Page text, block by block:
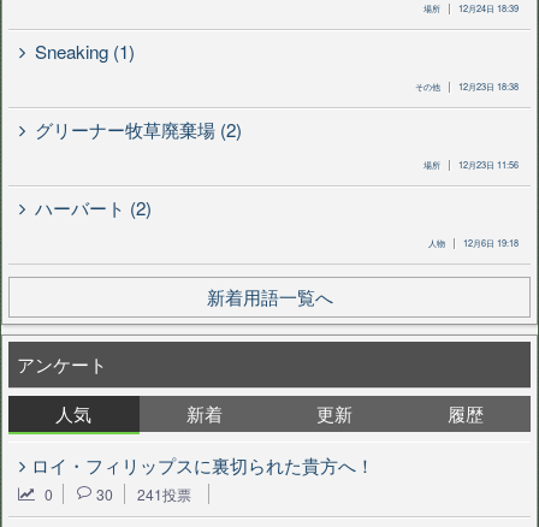
場所 12月24日 18:39
Sneaking (1)
その他 12月23日 18:38
グリーナー牧草廃棄場 (2)
場所 12月23日 11:56
ハーバート (2)
人物 12月6日 19:18
新着用語一覧へ
アンケート
人気
新着 更新 履歴
ロイ・フィリップスに裏切られた貴方へ！
0 30 241投票